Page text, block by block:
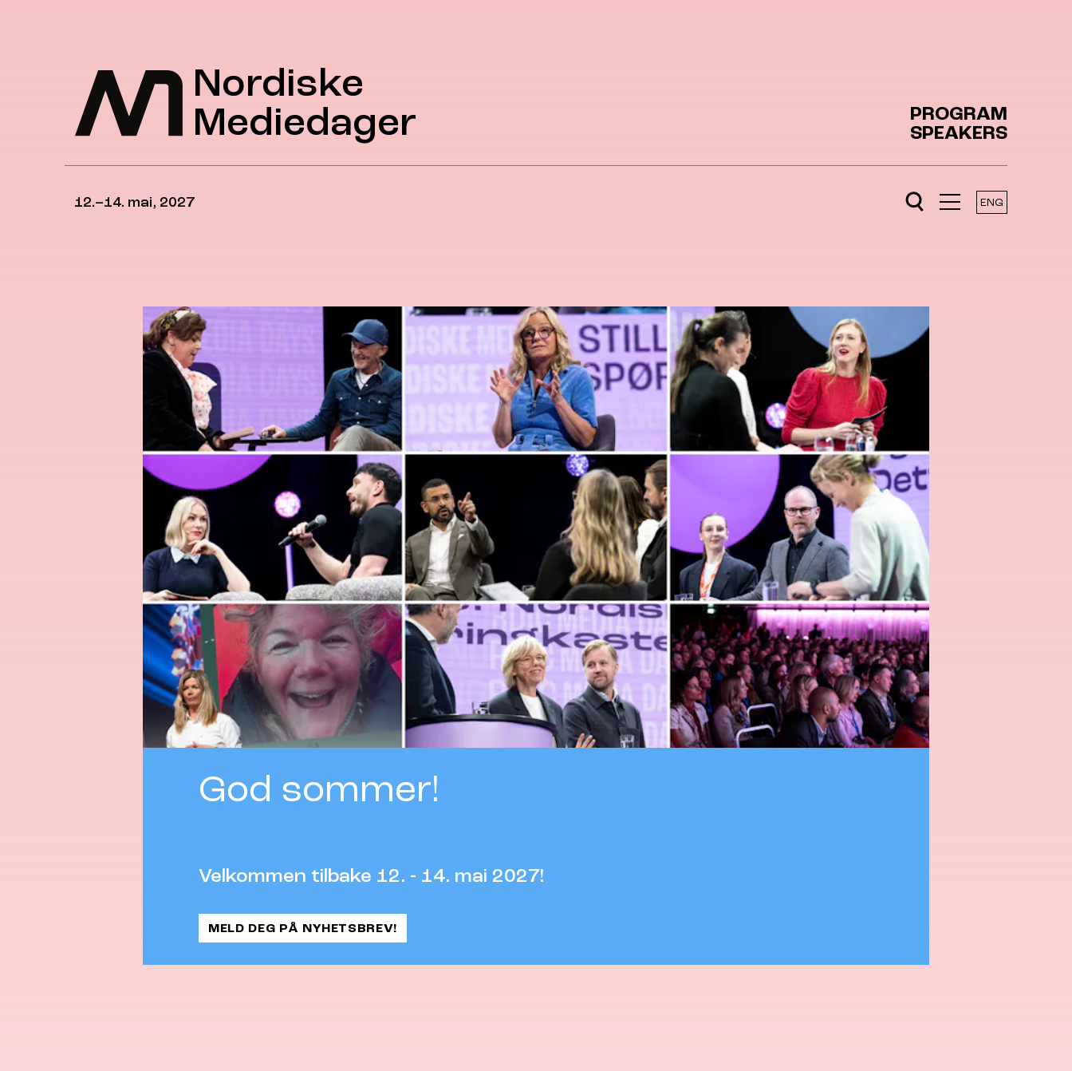
Nordiske
Mediedager
PROGRAM
SPEAKERS
12.–14. mai, 2027 ENG
God sommer!
Velkommen tilbake 12. - 14. mai 2027!
MELD DEG PÅ NYHETSBREV!